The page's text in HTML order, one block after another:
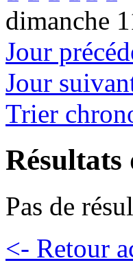
dimanche
Jour
Jour
Trier
Résultats
Pas de
<- Retour